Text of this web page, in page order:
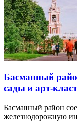
Басманный
сады и арт-
Басманный район
железнодорожную